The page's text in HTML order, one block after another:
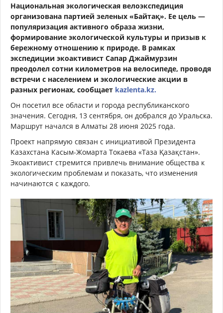
Национальная экологическая велоэкспедиция
организована партией зеленых «Байтақ». Ее цель —
популяризация активного образа жизни,
формирование экологической культуры и призыв к
бережному отношению к природе. В рамках
экспедиции экоактивист Сапар Джаймурзин
преодолел сотни километров на велосипеде, проводя
встречи с населением и экологические акции в
разных регионах, сообщает kazlenta.kz.
Он посетил все области и города республиканского
значения. Сегодня, 13 сентября, он добрался до Уральска.
Маршрут начался в Алматы 28 июня 2025 года.
Проект напрямую связан с инициативой Президента
Казахстана Касым-Жомарта Токаева «Таза Қазақстан».
Экоактивист стремится привлечь внимание общества к
экологическим проблемам и показать, что изменения
начинаются с каждого.